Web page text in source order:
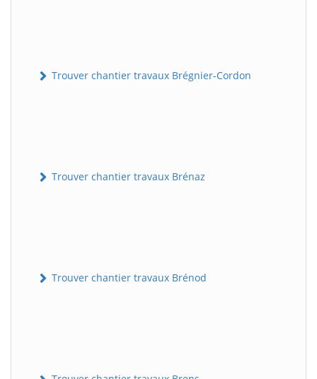
Trouver chantier travaux Brégnier-Cordon
Trouver chantier travaux Brénaz
Trouver chantier travaux Brénod